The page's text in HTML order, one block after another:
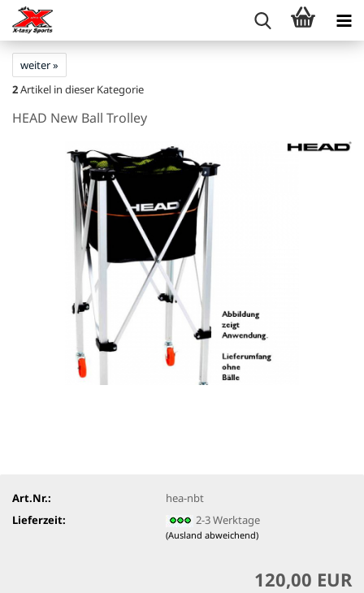
weiter »
2Artikel in dieser Kategorie
HEAD New Ball Trolley
Art.Nr.:
hea-nbt
Lieferzeit:
2-3 Werktage
(Ausland abweichend)
120,00 EUR